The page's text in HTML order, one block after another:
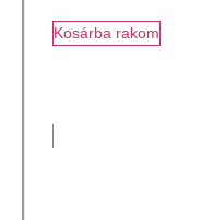
Kosárba rakom